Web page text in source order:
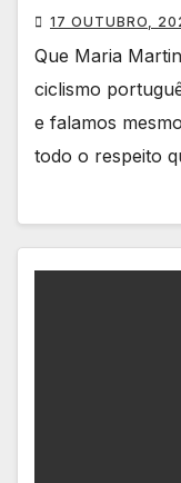
17 OUTUBRO,
Que Maria
ciclismo
e falamos
todo o respeito